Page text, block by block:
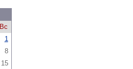
Вс
1
8
15